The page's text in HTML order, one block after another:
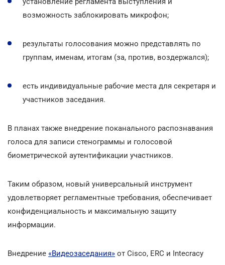
возможность заблокировать микрофон;
результаты голосования можно представлять по
группам, именам, итогам (за, против, воздержался);
есть индивидуальные рабочие места для секретаря и
участников заседания.
В планах также внедрение поканального распознавания
голоса для записи стенограммы и голосовой
биометрической аутентификации участников.
Таким образом, новый универсальный инструмент
удовлетворяет регламентные требования, обеспечивает
конфиденциальность и максимальную защиту
информации.
Внедрение «Видеозаседания» от Сisco, ERC и Intecracy